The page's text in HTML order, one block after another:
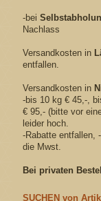
-bei
Nachlass
Versandkosten in
entfallen.
Versandkosten in
-bis 10 kg € 45,-,
€ 95,- (bitte vor
leider hoch.
-Rabatte entfallen,
die Mwst.
Bei privaten
SUCHEN von